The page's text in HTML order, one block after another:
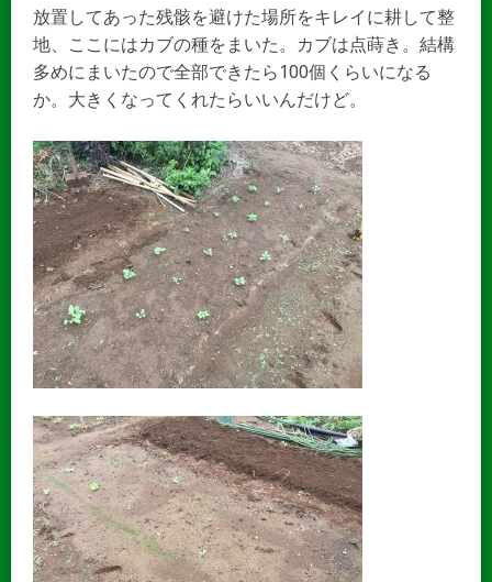
放置してあった残骸を避けた場所をキレイに耕して整
地、ここにはカブの種をまいた。カブは点蒔き。結構
多めにまいたので全部できたら100個くらいになる
か。大きくなってくれたらいいんだけど。